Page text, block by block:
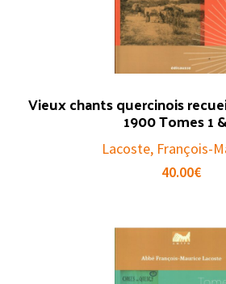
Vieux chants quercinois
1900 Tomes 1
Lacoste, François-
40.00€